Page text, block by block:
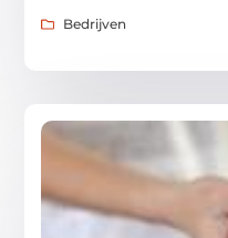
Bedrijven